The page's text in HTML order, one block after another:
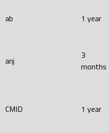
ab 1 year
anj
3
months
CMID 1 year